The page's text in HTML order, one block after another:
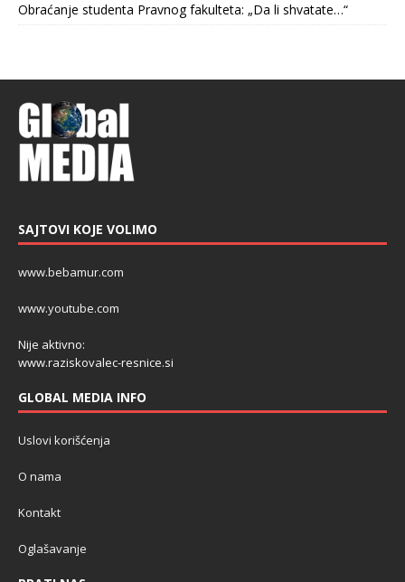
Obraćanje studenta Pravnog fakulteta: „Da li shvatate…“
SAJTOVI KOJE VOLIMO
www.bebamur.com
www.youtube.com
Nije aktivno:
www.raziskovalec-resnice.si
GLOBAL MEDIA INFO
Uslovi korišćenja
O nama
Kontakt
Oglašavanje